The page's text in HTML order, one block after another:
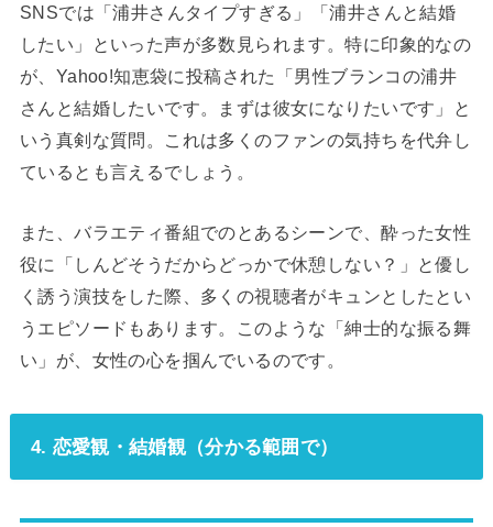
SNSでは「浦井さんタイプすぎる」「浦井さんと結婚
したい」といった声が多数見られます。特に印象的なの
が、Yahoo!知恵袋に投稿された「男性ブランコの浦井
さんと結婚したいです。まずは彼女になりたいです」と
いう真剣な質問。これは多くのファンの気持ちを代弁し
ているとも言えるでしょう。
また、バラエティ番組でのとあるシーンで、酔った女性
役に「しんどそうだからどっかで休憩しない？」と優し
く誘う演技をした際、多くの視聴者がキュンとしたとい
うエピソードもあります。このような「紳士的な振る舞
い」が、女性の心を掴んでいるのです。
4. 恋愛観・結婚観（分かる範囲で）